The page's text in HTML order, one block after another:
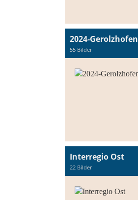
2024-Gerolzhofen
55 Bilder
Interregio Ost
22 Bilder